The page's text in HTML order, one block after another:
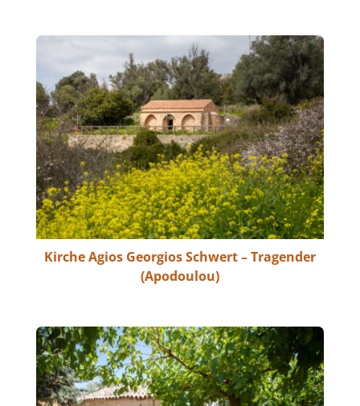
Kirche Agios Georgios Schwert – Tragender
(Apodoulou)